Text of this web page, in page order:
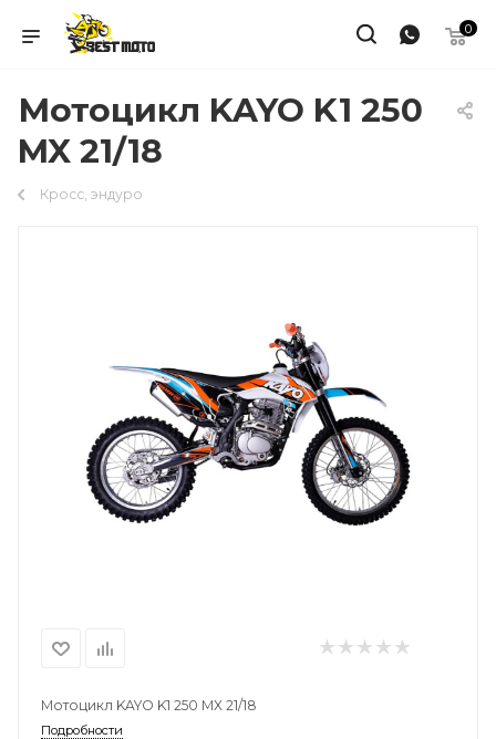
0
Мотоцикл KAYO K1 250
MX 21/18
Кросс, эндуро
Мотоцикл KAYO K1 250 MX 21/18
Подробности